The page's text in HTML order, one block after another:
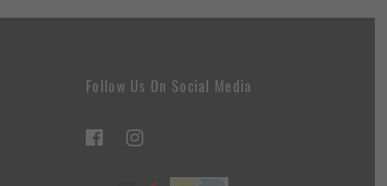
Follow Us On Social Media